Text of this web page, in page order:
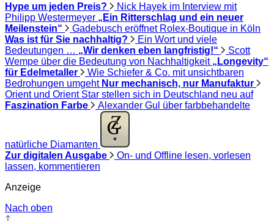
Hype um jeden Preis?
Nick Hayek im Interview mit
Philipp Westermeyer „Ein Ritterschlag und ein neuer
Meilenstein“
Gadebusch eröffnet Rolex-Boutique in Köln
Was ist für Sie nachhaltig?
Ein Wort und viele
Bedeutungen … „Wir denken eben langfristig!“
Scott
Wempe über die Bedeutung von Nachhaltigkeit „Longevity“
für Edelmetaller
Wie Schiefer & Co. mit unsichtbaren
Bedrohungen umgeht Nur mechanisch, nur Manufaktur
Orient und Orient Star stellen sich in Deutschland neu auf
Faszination Farbe
Alexander Gul über farbbehandelte
natürliche Diamanten
Zur digitalen Ausgabe
On- und Offline lesen, vorlesen
lassen, kommentieren
Anzeige
Nach oben